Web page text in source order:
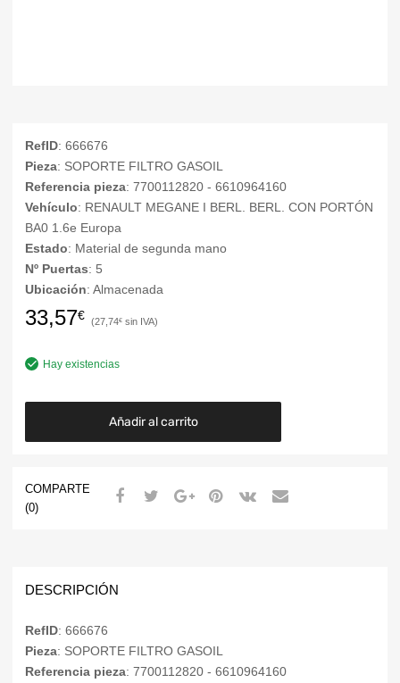
RefID: 666676
Pieza: SOPORTE FILTRO GASOIL
Referencia pieza: 7700112820 - 6610964160
Vehículo: RENAULT MEGANE I BERL. BERL. CON PORTÓN
BA0 1.6e Europa
Estado: Material de segunda mano
Nº Puertas: 5
Ubicación: Almacenada
33,57€ 27,74€
Hay existencias
Añadir al carrito
COMPARTE
(0)
DESCRIPCIÓN
RefID: 666676
Pieza: SOPORTE FILTRO GASOIL
Referencia pieza: 7700112820 - 6610964160